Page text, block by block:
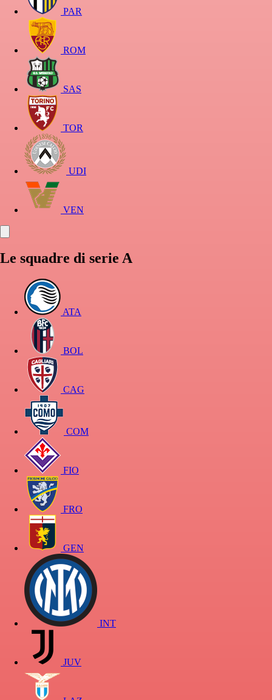
PAR
ROM
SAS
TOR
UDI
VEN
Le squadre di serie A
ATA
BOL
CAG
COM
FIO
FRO
GEN
INT
JUV